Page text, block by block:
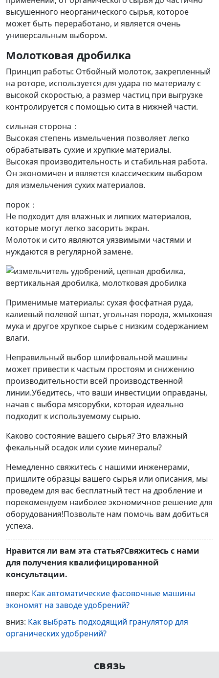
высушенного неорганического сырья, которое
может быть переработано, и является очень
универсальным выбором.
Молотковая дробилка
Принцип работы: Отбойный молоток, закрепленный
на роторе, используется для удара по материалу с
высокой скоростью, а размер частиц при выгрузке
контролируется с помощью сита в нижней части.
сильная сторона：
Высокая степень измельчения позволяет легко
обрабатывать сухие и хрупкие материалы.
Высокая производительность и стабильная работа.
Он экономичен и является классическим выбором
для измельчения сухих материалов.
порок：
Не подходит для влажных и липких материалов,
которые могут легко засорить экран.
Молоток и сито являются уязвимыми частями и
нуждаются в регулярной замене.
Применимые материалы: сухая фосфатная руда,
калиевый полевой шпат, угольная порода, жмыховая
мука и другое хрупкое сырье с низким содержанием
влаги.
Неправильный выбор шлифовальной машины
может привести к частым простоям и снижению
производительности всей производственной
линии.Убедитесь, что ваши инвестиции оправданы,
начав с выбора мясорубки, которая идеально
подходит к используемому сырью.
Каково состояние вашего сырья? Это влажный
фекальный осадок или сухие минералы?
Немедленно свяжитесь с нашими инженерами,
пришлите образцы вашего сырья или описания, мы
проведем для вас бесплатный тест на дробление и
порекомендуем наиболее экономичное решение для
оборудования!Позвольте нам помочь вам добиться
успеха.
Нравится ли вам эта статья?Свяжитесь с нами
для получения квалифицированной
консультации.
вверх: Как автоматические фасовочные машины
экономят на заводе удобрений?
вниз: Как выбрать подходящий гранулятор для
органических удобрений?
связь